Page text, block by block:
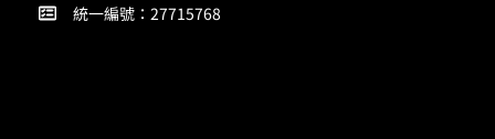
統一編號：27715768